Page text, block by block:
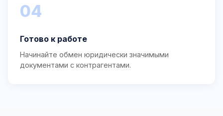
04
Готово к работе
Начинайте обмен юридически значимыми
документами с контрагентами.